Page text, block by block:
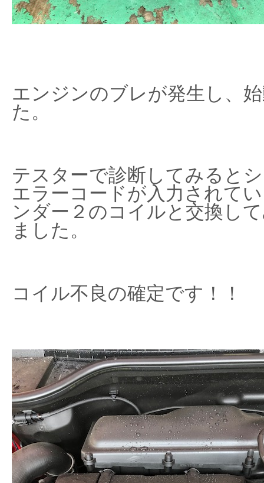
エンジンのブレが発生し、
た。
テスターで診断してみると
エラーコードが入力されて
ンダー２のコイルと交換し
ました。
コイル不良の確定です！！